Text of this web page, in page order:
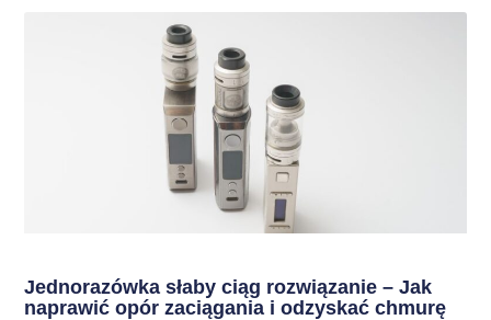
Jednorazówka słaby ciąg rozwiązanie – Jak
naprawić opór zaciągania i odzyskać chmurę